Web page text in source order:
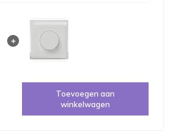
Toevoegen aan
winkelwagen